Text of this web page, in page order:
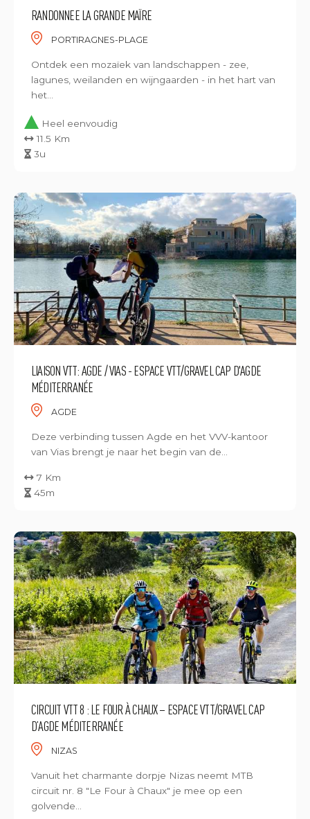
RANDONNEE LA GRANDE MAÏRE
PORTIRAGNES-PLAGE
Ontdek een mozaïek van landschappen - zee,
lagunes, weilanden en wijngaarden - in het hart van
het...
Heel eenvoudig
11.5 Km
3u
LIAISON VTT: AGDE / VIAS - ESPACE VTT/GRAVEL CAP D'AGDE
MÉDITERRANÉE
AGDE
Deze verbinding tussen Agde en het VVV-kantoor
van Vias brengt je naar het begin van de...
7 Km
45m
CIRCUIT VTT 8 : LE FOUR À CHAUX – ESPACE VTT/GRAVEL CAP
D’AGDE MÉDITERRANÉE
NIZAS
Vanuit het charmante dorpje Nizas neemt MTB
circuit nr. 8 "Le Four à Chaux" je mee op een
golvende...